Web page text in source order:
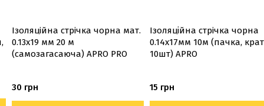
Ізоляцiйна стрiчка чорна мат.
0.13х19 мм 20 м
(самозагасаюча) APRO PRO
30 грн
Ізоляційна стрiчка чорна
0.14х17мм 10м (пачка,
10шт) APRO
15 грн